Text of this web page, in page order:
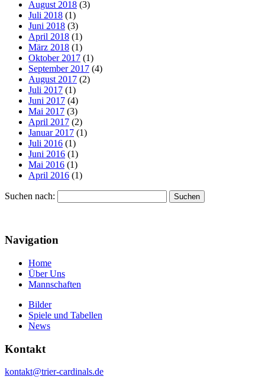
August 2018 (3)
Juli 2018 (1)
Juni 2018 (3)
April 2018 (1)
März 2018 (1)
Oktober 2017 (1)
September 2017 (4)
August 2017 (2)
Juli 2017 (1)
Juni 2017 (4)
Mai 2017 (3)
April 2017 (2)
Januar 2017 (1)
Juli 2016 (1)
Juni 2016 (1)
Mai 2016 (1)
April 2016 (1)
Suchen nach:
Navigation
Home
Über Uns
Mannschaften
Bilder
Spiele und Tabellen
News
Kontakt
kontakt@trier-cardinals.de